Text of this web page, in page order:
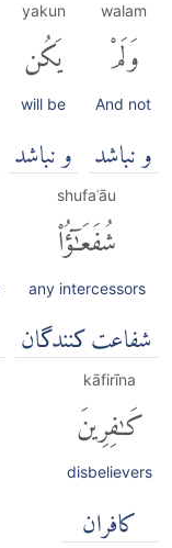
walam
وَلَمْ
And not
و نباشد
yakun
يَكُن
will be
و نباشد
shufaʿāu
شُفَعَٰٓؤُا۟
any intercessors
شفاعت کنندگان
kāfirīna
كَٰفِرِينَ
disbelievers
كافران